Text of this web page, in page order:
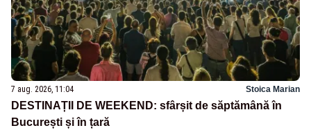
7 aug. 2026, 11:04 Stoica Marian
DESTINAȚII DE WEEKEND: sfârșit de săptămână în
București și în țară